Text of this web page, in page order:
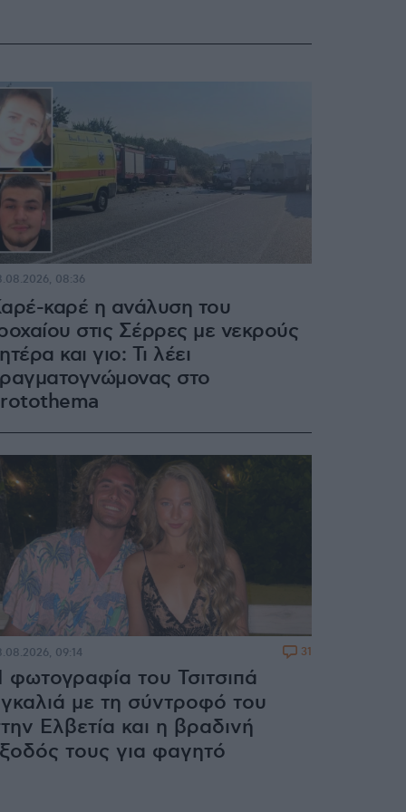
καρέ η ανάλυση του
στις Σέρρες με νεκρούς
και γιο: Τι λέει
στο
08:36
φωτογραφία του Τσιτσιπά
με τη σύντροφό του
Ελβετία και η βραδινή
τους για φαγητό
09:14 31